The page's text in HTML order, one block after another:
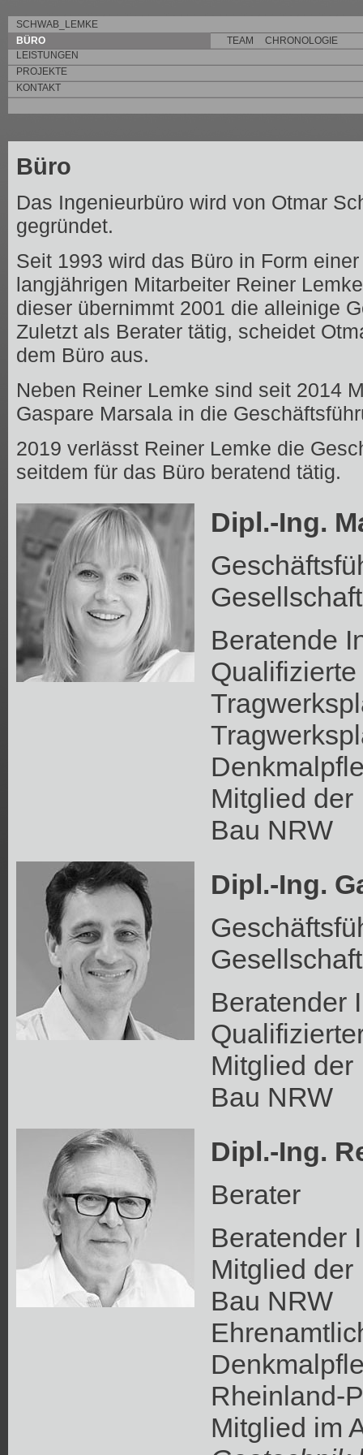
SCHWAB_LEMKE
BÜRO
TEAM
CHRONOLOGIE
LEISTUNGEN
PROJEKTE
KONTAKT
Büro
Das Ingenieurbüro wird von Otmar
gegründet.
Seit 1993 wird das Büro in Form
langjährigen Mitarbeiter Reiner
dieser übernimmt 2001 die alleinige
Zuletzt als Berater tätig, scheidet
dem Büro aus.
Neben Reiner Lemke sind seit 2014
Gaspare Marsala in die
2019 verlässt Reiner Lemke die
seitdem für das Büro beratend tätig.
Dipl.-Ing.
Beratende
Qualifizierte
Mitglied der
Bau NRW
Dipl.-Ing.
Beratender
Mitglied der
Bau NRW
Dipl.-Ing.
Berater
Beratender
Mitglied der
Bau NRW
Rheinland-
Mitglied im